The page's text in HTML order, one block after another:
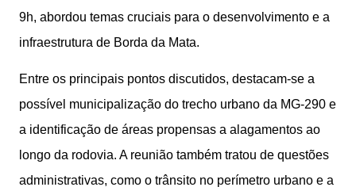
9h, abordou temas cruciais para o desenvolvimento e a
infraestrutura de Borda da Mata.
Entre os principais pontos discutidos, destacam-se a
possível municipalização do trecho urbano da MG-290 e
a identificação de áreas propensas a alagamentos ao
longo da rodovia. A reunião também tratou de questões
administrativas, como o trânsito no perímetro urbano e a